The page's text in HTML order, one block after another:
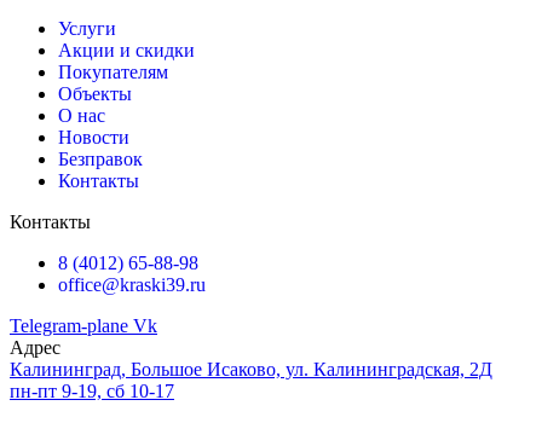
Услуги
Акции и скидки
Покупателям
Объекты
О нас
Новости
Безправок
Контакты
Контакты
8 (4012) 65-88-98
office@kraski39.ru
Telegram-plane Vk
Адрес
Калининград, Большое Исаково, ул. Калининградская, 2Д
пн-пт 9-19, сб 10-17